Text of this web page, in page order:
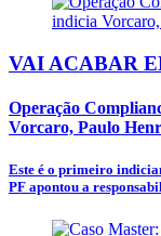
VAI ACABAR
Operação
Vorcaro, Paulo
Este é o primeiro
PF apontou a